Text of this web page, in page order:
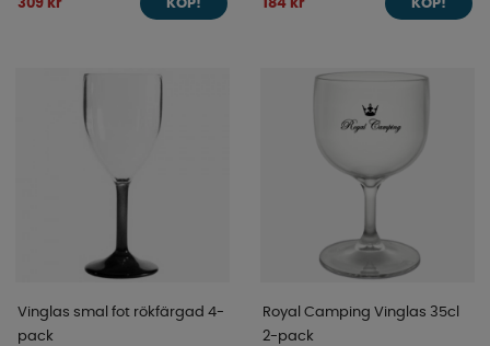
309 kr KÖP! 184 kr KÖP!
Vinglas smal fot rökfärgad 4-
pack
Royal Camping Vinglas 35cl
2-pack